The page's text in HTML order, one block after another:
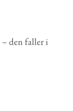
– den faller i